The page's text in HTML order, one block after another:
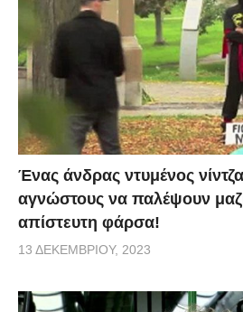
Ένας άνδρας ντυμένος
αγνώστους να παλέψουν
απίστευτη φάρσα!
13 ΔΕΚΕΜΒΡΊΟΥ, 2023